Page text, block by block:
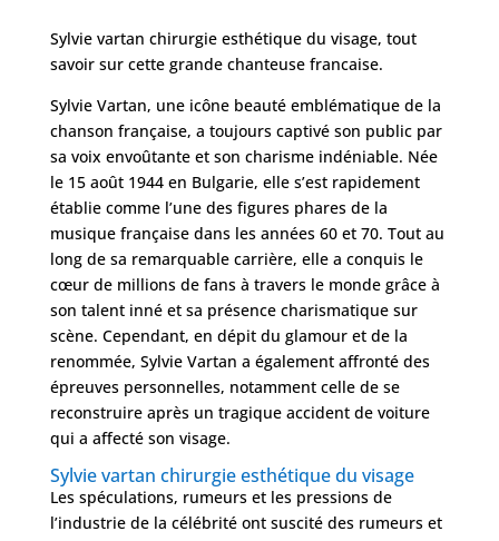
Nos
Tarifs
Nos
chirurgies
Obésité
Nos
chirurgiens
FAQ
Services
Sylvie vartan chirurgie esthétique du visage, tout
savoir sur cette grande chanteuse francaise.
Sylvie Vartan, une icône beauté emblématique de la
chanson française, a toujours captivé son public par
sa voix envoûtante et son charisme indéniable. Née
le 15 août 1944 en Bulgarie, elle s’est rapidement
établie comme l’une des figures phares de la
musique française dans les années 60 et 70. Tout au
long de sa remarquable carrière, elle a conquis le
cœur de millions de fans à travers le monde grâce à
son talent inné et sa présence charismatique sur
scène. Cependant, en dépit du glamour et de la
renommée, Sylvie Vartan a également affronté des
épreuves personnelles, notamment celle de se
reconstruire après un tragique accident de voiture
qui a affecté son visage.
Sylvie vartan chirurgie esthétique du visage
Les spéculations, rumeurs et les pressions de
l’industrie de la célébrité ont suscité des rumeurs et